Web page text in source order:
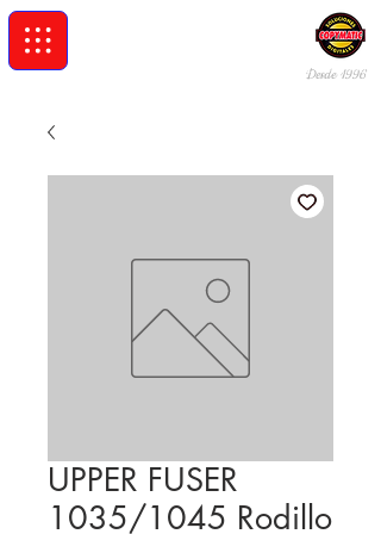
Desde 1996
UPPER FUSER
1035/1045 Rodillo